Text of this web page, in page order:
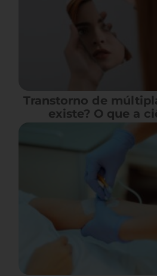
Transtorno de
existe? O que a